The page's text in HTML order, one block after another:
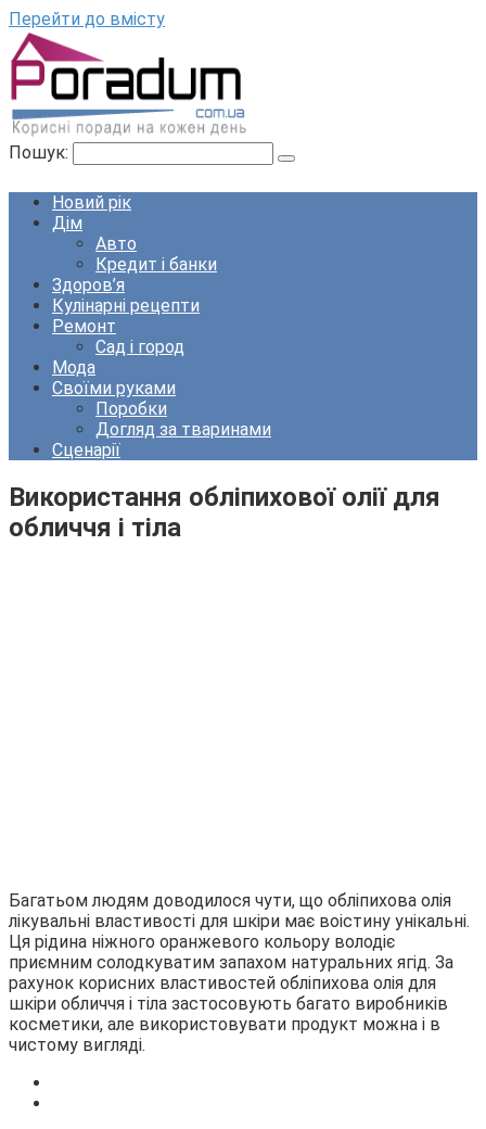
Перейти до вмісту
Пошук:
Новий рік
Дім
Авто
Кредит і банки
Здоров’я
Кулінарні рецепти
Ремонт
Сад і город
Мода
Своїми руками
Поробки
Догляд за тваринами
Сценарії
Використання обліпихової олії для
обличчя і тіла
Багатьом людям доводилося чути, що обліпихова олія
лікувальні властивості для шкіри має воістину унікальні.
Ця рідина ніжного оранжевого кольору володіє
приємним солодкуватим запахом натуральних ягід. За
рахунок корисних властивостей обліпихова олія для
шкіри обличчя і тіла застосовують багато виробників
косметики, але використовувати продукт можна і в
чистому вигляді.